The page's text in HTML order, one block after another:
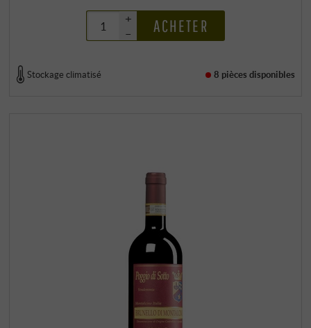
+
–
ACHETER
Stockage climatisé 8 pièces disponibles